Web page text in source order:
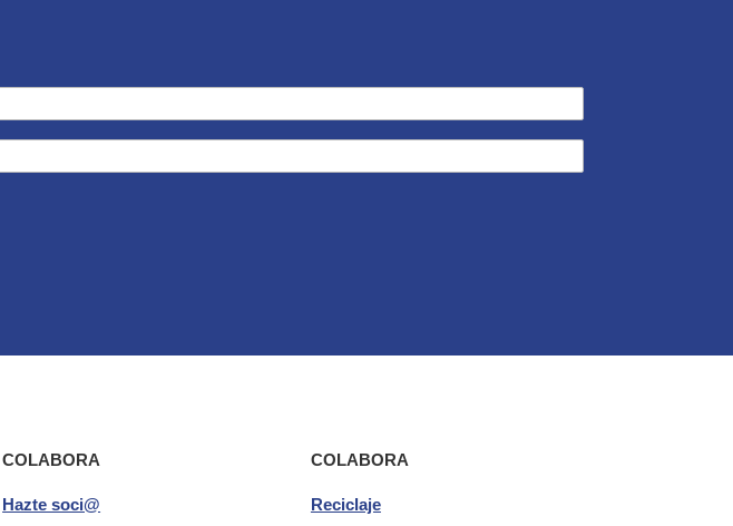
COLABORA
Hazte soci@
COLABORA
Reciclaje